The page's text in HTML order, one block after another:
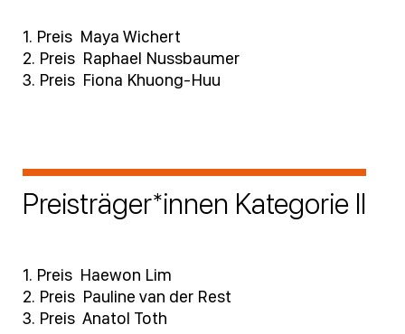
1. Preis Maya Wichert
2. Preis Raphael Nussbaumer
3. Preis Fiona Khuong-Huu
Preisträger*innen Kategorie II
1. Preis Haewon Lim
2. Preis Pauline van der Rest
3. Preis Anatol Toth